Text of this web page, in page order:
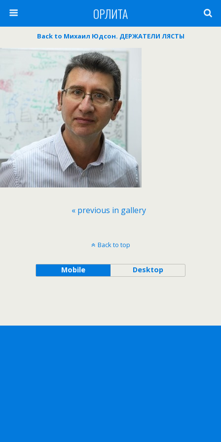
ОРЛИТА
Back to Михаил Юдсон. ДЕРЖАТЕЛИ ЛЯСТЫ
« previous in gallery
Back to top
Mobile Desktop